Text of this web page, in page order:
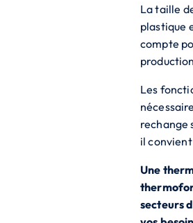
La taille
plastique
compte
Les
rechange
il
Une
secteurs